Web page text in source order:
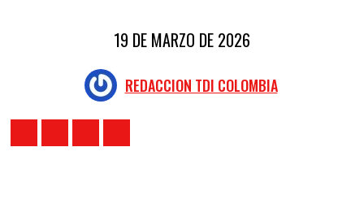
19 DE MARZO DE 2026
REDACCION TDI COLOMBIA